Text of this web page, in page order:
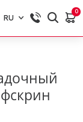
RU
RU
0